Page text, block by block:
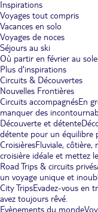
Inspirations
Voyages tout compris
Vacances en solo
Voyages de noces
Séjours au ski
Où partir en février au
Plus d'inspirations
Circuits & Découvertes
Nouvelles Frontières
Circuits accompagnésEn
manquer des
Découverte et détente
détente pour un équilibre
CroisièresFluviale, côtière,
croisière idéale et mettez
Road Trips & circuits privés
un voyage unique et
City TripsEvadez-vous en
avez toujours rêvé.
Evènements du monde